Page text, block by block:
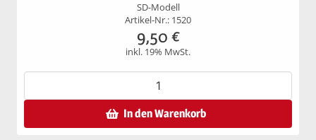
SD-Modell
Artikel-Nr.: 1520
9,50 €
inkl. 19% MwSt.
In den Warenkorb